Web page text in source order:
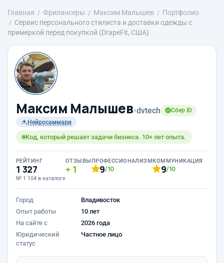
Главная Фрилансеры Максим Малышев
Портфолио
Сервис персонального стилиста и доставки одежды с
примеркой перед покупкой (DrapeFit, США)
Максим Малышев›dvtech
Сбер ID
Нейросаммари
Код, который решает задачи бизнеса. 10+ лет опыта.
РЕЙТИНГ
1 327
№ 1 104 в каталоге
ОТЗЫВЫ
1
ПРОФЕССИОНАЛИЗМ
9/10
КОММУНИКАЦИЯ
9/10
Город
Владивосток
Опыт работы
10 лет
На сайте с
2026 года
Юридический
статус
Частное лицо